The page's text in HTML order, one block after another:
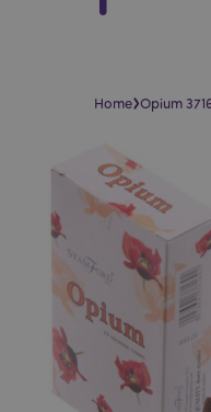
Home›Opium
end
gallery
beginning
gallery